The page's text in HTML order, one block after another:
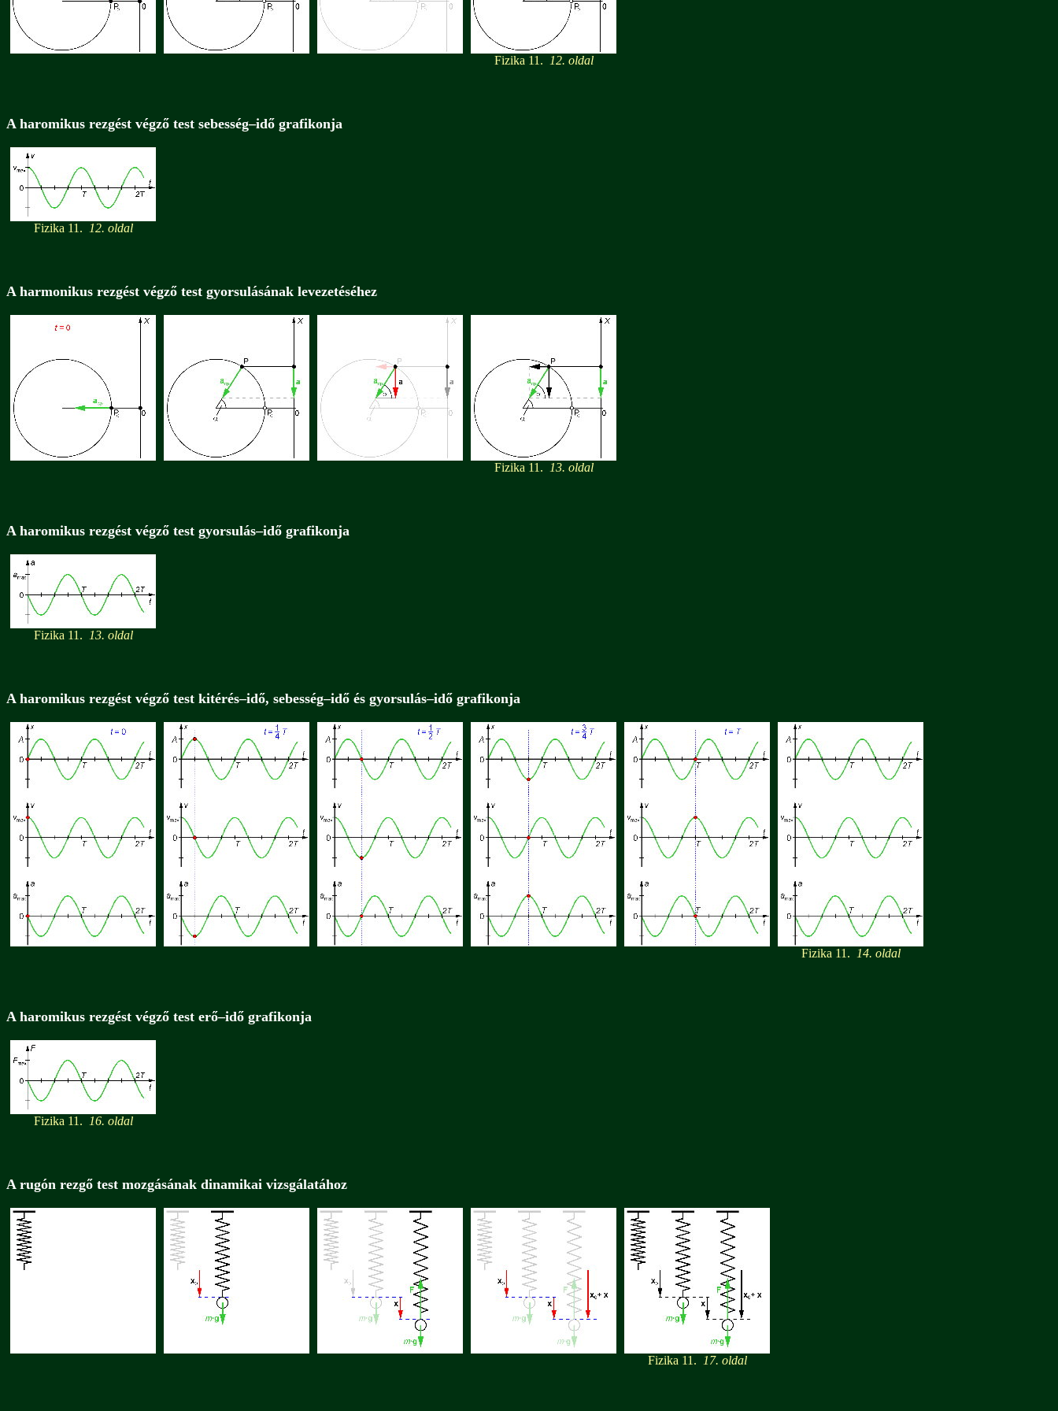
Fizika 11. 12. oldal
A haromikus rezgést végző test sebesség–idő grafikonja
Fizika 11. 12. oldal
A harmonikus rezgést végző test gyorsulásának levezetéséhez
Fizika 11. 13. oldal
A haromikus rezgést végző test gyorsulás–idő grafikonja
Fizika 11. 13. oldal
A haromikus rezgést végző test kitérés–idő, sebesség–idő és gyorsulás–idő grafikonja
Fizika 11. 14. oldal
A haromikus rezgést végző test erő–idő grafikonja
Fizika 11. 16. oldal
A rugón rezgő test mozgásának dinamikai vizsgálatához
Fizika 11. 17. oldal